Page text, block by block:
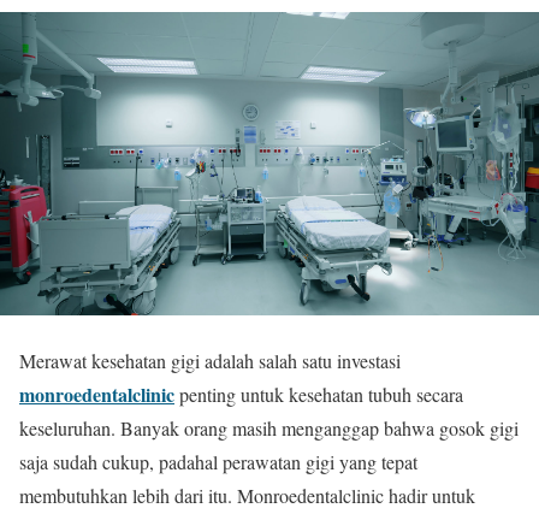
Merawat kesehatan gigi adalah salah satu investasi
monroedentalclinicpenting untuk kesehatan tubuh secara
keseluruhan. Banyak orang masih menganggap bahwa gosok gigi
saja sudah cukup, padahal perawatan gigi yang tepat
membutuhkan lebih dari itu. Monroedentalclinic hadir untuk